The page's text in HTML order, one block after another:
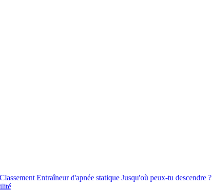
Classement Entraîneur d'apnée statique Jusqu'où peux-tu descendre ?